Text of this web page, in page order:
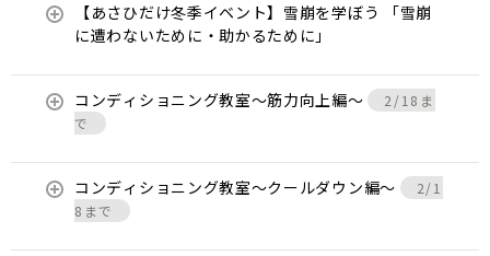
【あさひだけ冬季イベント】雪崩を学ぼう 「雪崩
に遭わないために・助かるために」
コンディショニング教室〜筋力向上編〜
2/18ま
で
コンディショニング教室〜クールダウン編〜
2/1
8まで